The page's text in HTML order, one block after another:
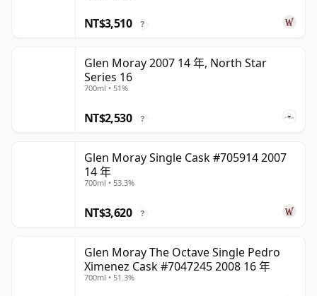
NT$3,510 ?
Glen Moray 2007 14 年, North Star
Series 16
700ml • 51%
NT$2,530 ?
Glen Moray Single Cask #705914 2007
14 年
700ml • 53.3%
NT$3,620 ?
Glen Moray The Octave Single Pedro
Ximenez Cask #7047245 2008 16 年
700ml • 51.3%